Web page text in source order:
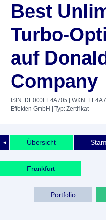
Best
Turbo-
auf
Company
ISIN: DE000FE4A705 | WKN:
Effekten GmbH
| Typ: Zertifikat
◄ Übersicht
Frankfurt
Portfolio